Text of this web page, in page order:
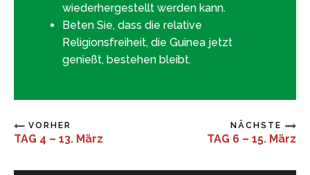
wiederhergestellt werden kann.
Beten Sie, dass die relative
Religionsfreiheit, die Guinea jetzt
genießt, bestehen bleibt.
VORHER
TAG 4 – 13. März
NÄCHSTE
TAG 6 – 15. März